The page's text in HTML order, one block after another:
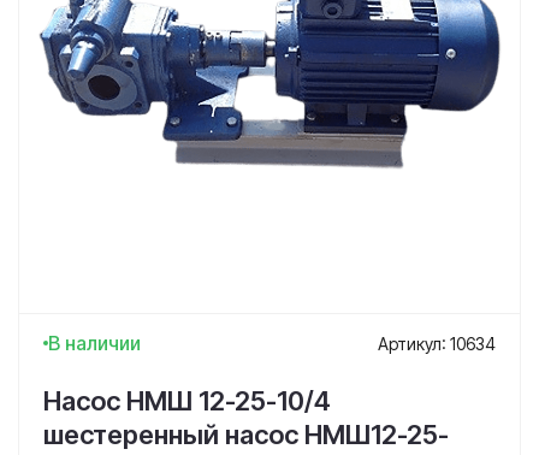
В наличии Артикул: 10634
Насос НМШ 12-25-10/4
шестеренный насос НМШ12-25-